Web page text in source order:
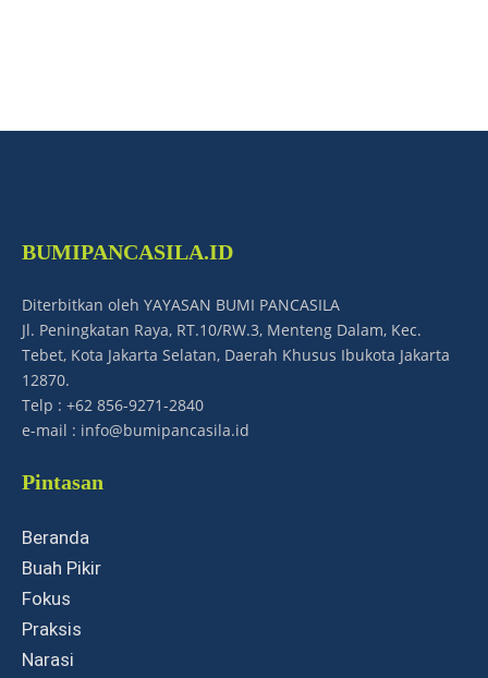
BUMIPANCASILA.ID
Diterbitkan oleh YAYASAN BUMI PANCASILA
Jl. Peningkatan Raya, RT.10/RW.3, Menteng Dalam, Kec.
Tebet, Kota Jakarta Selatan, Daerah Khusus Ibukota Jakarta
12870.
Telp : +62 856-9271-2840
e-mail : info@bumipancasila.id
Pintasan
Beranda
Buah Pikir
Fokus
Praksis
Narasi